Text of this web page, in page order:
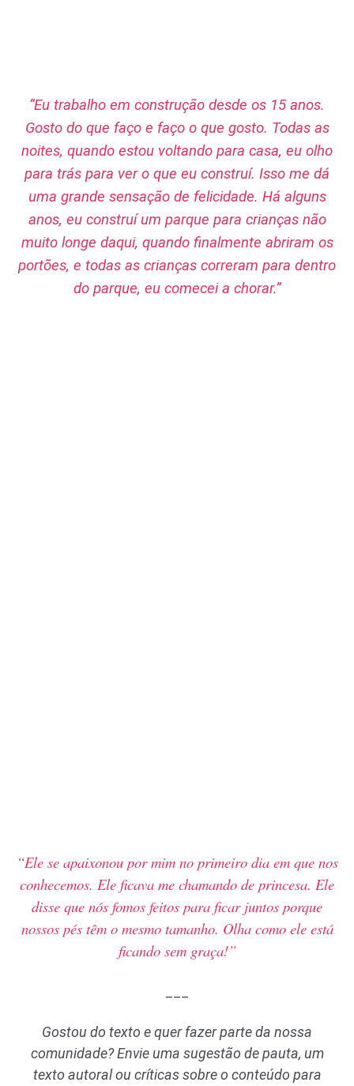
“Eu trabalho em construção desde os 15 anos.
Gosto do que faço e faço o que gosto. Todas as
noites, quando estou voltando para casa, eu olho
para trás para ver o que eu construí. Isso me dá
uma grande sensação de felicidade. Há alguns
anos, eu construí um parque para crianças não
muito longe daqui, quando finalmente abriram os
portões, e todas as crianças correram para dentro
do parque, eu comecei a chorar.”
“Ele se apaixonou por mim no primeiro dia em que nos
conhecemos. Ele ficava me chamando de princesa. Ele
disse que nós fomos feitos para ficar juntos porque
nossos pés têm o mesmo tamanho. Olha como ele está
ficando sem graça!”
Gostou do texto e quer fazer parte da nossa
comunidade? Envie uma sugestão de pauta, um
texto autoral ou críticas sobre o conteúdo para